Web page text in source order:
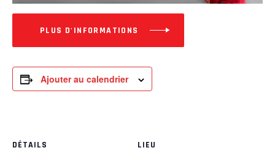
PLUS D'INFORMATIONS
Ajouter au calendrier
DÉTAILS LIEU